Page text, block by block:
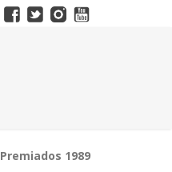
Premiados 1989